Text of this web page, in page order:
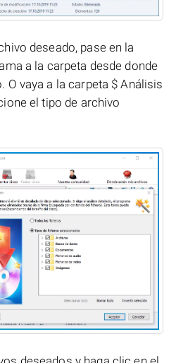
deseado, pase en la
a la carpeta desde donde
O vaya a la carpeta $ Análisis
el tipo de archivo